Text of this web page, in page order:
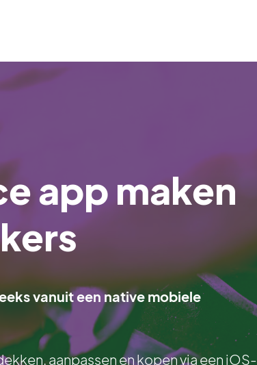
app maken
vanuit een native mobiele
aanpassen en kopen via een iOS-